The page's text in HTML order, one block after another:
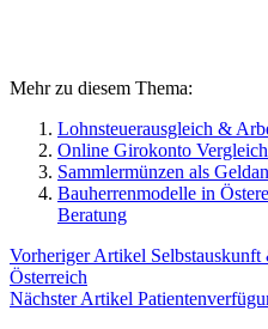
Mehr zu diesem Thema:
Lohnsteuerausgleich &
Online Girokonto
Sammlermünzen als
Bauherrenmodelle in
Beratung
Vorheriger Artikel
Österreich
Nächster Artikel